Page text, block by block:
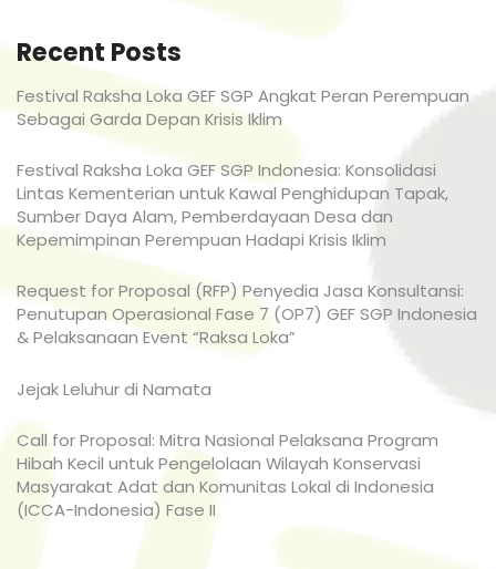
Recent Posts
Festival Raksha Loka GEF SGP Angkat Peran Perempuan
Sebagai Garda Depan Krisis Iklim
Festival Raksha Loka GEF SGP Indonesia: Konsolidasi
Lintas Kementerian untuk Kawal Penghidupan Tapak,
Sumber Daya Alam, Pemberdayaan Desa dan
Kepemimpinan Perempuan Hadapi Krisis Iklim
Request for Proposal (RFP) Penyedia Jasa Konsultansi:
Penutupan Operasional Fase 7 (OP7) GEF SGP Indonesia
& Pelaksanaan Event “Raksa Loka”
Jejak Leluhur di Namata
Call for Proposal: Mitra Nasional Pelaksana Program
Hibah Kecil untuk Pengelolaan Wilayah Konservasi
Masyarakat Adat dan Komunitas Lokal di Indonesia
(ICCA-Indonesia) Fase II